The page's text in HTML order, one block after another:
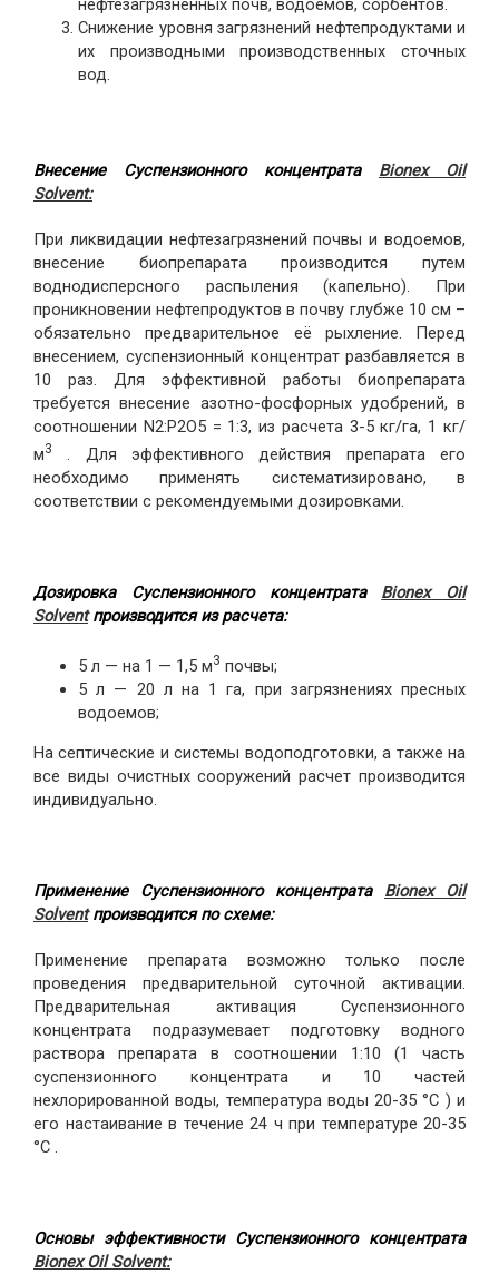
нефтезагрязненных почв, водоемов, сорбентов.
Снижение уровня загрязнений нефтепродуктами и
их производными производственных сточных
вод.
Внесение Суспензионного концентрата Bionex Oil
Solvent:
При ликвидации нефтезагрязнений почвы и водоемов,
внесение биопрепарата производится путем
воднодисперсного распыления (капельно). При
проникновении нефтепродуктов в почву глубже 10 см –
обязательно предварительное её рыхление. Перед
внесением, суспензионный концентрат разбавляется в
10 раз. Для эффективной работы биопрепарата
требуется внесение азотно-фосфорных удобрений, в
соотношении N2:P2O5 = 1:3, из расчета 3-5 кг/га, 1 кг/
м3
. Для эффективного действия препарата его
необходимо применять систематизировано, в
соответствии с рекомендуемыми дозировками.
Дозировка Суспензионного концентрата Bionex Oil
Solventпроизводится из расчета:
5 л — на 1 — 1,5 м3 почвы;
5 л — 20 л на 1 га, при загрязнениях пресных
водоемов;
На септические и системы водоподготовки, а также на
все виды очистных сооружений расчет производится
индивидуально.
Применение Суспензионного концентрата Bionex Oil
Solventпроизводится по схеме:
Применение препарата возможно только после
проведения предварительной суточной активации.
Предварительная активация Суспензионного
концентрата подразумевает подготовку водного
раствора препарата в соотношении 1:10 (1 часть
суспензионного концентрата и 10 частей
нехлорированной воды, температура воды 20-35 °C ) и
его настаивание в течение 24 ч при температуре 20-35
°C .
Основы эффективности Суспензионного концентрата
Bionex Oil Solvent: